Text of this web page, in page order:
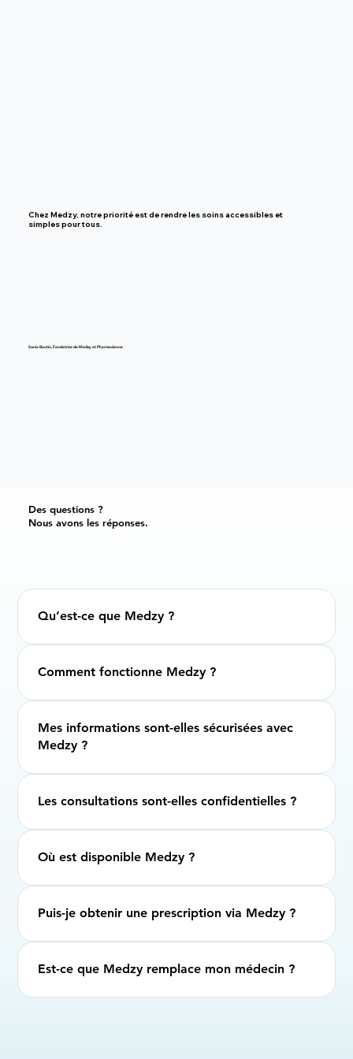
Sonia Boutin, Fondatrice de Medzy et Pharmacienne
Chez Medzy, notre priorité est de rendreles soins accessibles et
simples pour tous.
Des questions ?
Nous avons les réponses.
Qu’est-ce que Medzy ?
Comment fonctionne Medzy ?
Mes informations sont-elles sécurisées avec
Medzy ?
Les consultations sont-elles confidentielles ?
Où est disponible Medzy ?
Puis-je obtenir une prescription via Medzy ?
Est-ce que Medzy remplace mon médecin ?